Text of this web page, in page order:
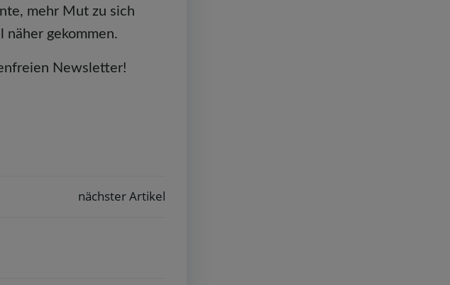
mehr Mut zu sich
näher gekommen.
Newsletter!
nächster Artikel